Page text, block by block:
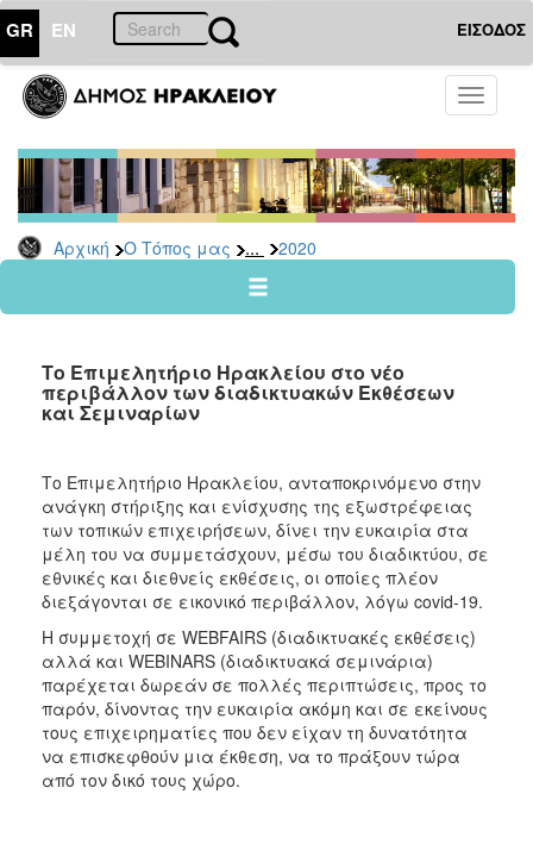
GR EN ΕΙΣΟΔΟΣ
Toggle
Αρχική Ο Τόπος μας ... 2020
ΤΟΠΟΣ
ΜΑΣ
Ανακοινώσεις
Αρχείο
2026
2024
2022
2021
2019
2018
2017
2016
2015
2012
2011
Το Επιμελητήριο Ηρακλείου στο νέο
περιβάλλον των διαδικτυακών Εκθέσεων
και Σεμιναρίων
Το Επιμελητήριο Ηρακλείου, ανταποκρινόμενο στην
ανάγκη στήριξης και ενίσχυσης της εξωστρέφειας
των τοπικών επιχειρήσεων, δίνει την ευκαιρία στα
μέλη του να συμμετάσχουν, μέσω του διαδικτύου, σε
εθνικές και διεθνείς εκθέσεις, οι οποίες πλέον
διεξάγονται σε εικονικό περιβάλλον, λόγω covid-19.
Η συμμετοχή σε WEBFAIRS (διαδικτυακές εκθέσεις)
αλλά και WEBINARS (διαδικτυακά σεμινάρια)
παρέχεται δωρεάν σε πολλές περιπτώσεις, προς το
παρόν, δίνοντας την ευκαιρία ακόμη και σε εκείνους
τους επιχειρηματίες που δεν είχαν τη δυνατότητα
να επισκεφθούν μια έκθεση, να το πράξουν τώρα
από τον δικό τους χώρο.